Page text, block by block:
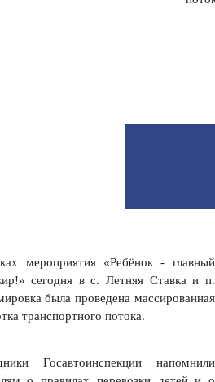
"Защитники"
мероприятия «Ребёнок - главный
сегодня в с. Летняя Ставка и п.
была проведена массированная
транспортного потока.
Госавтоинспекции напомнили